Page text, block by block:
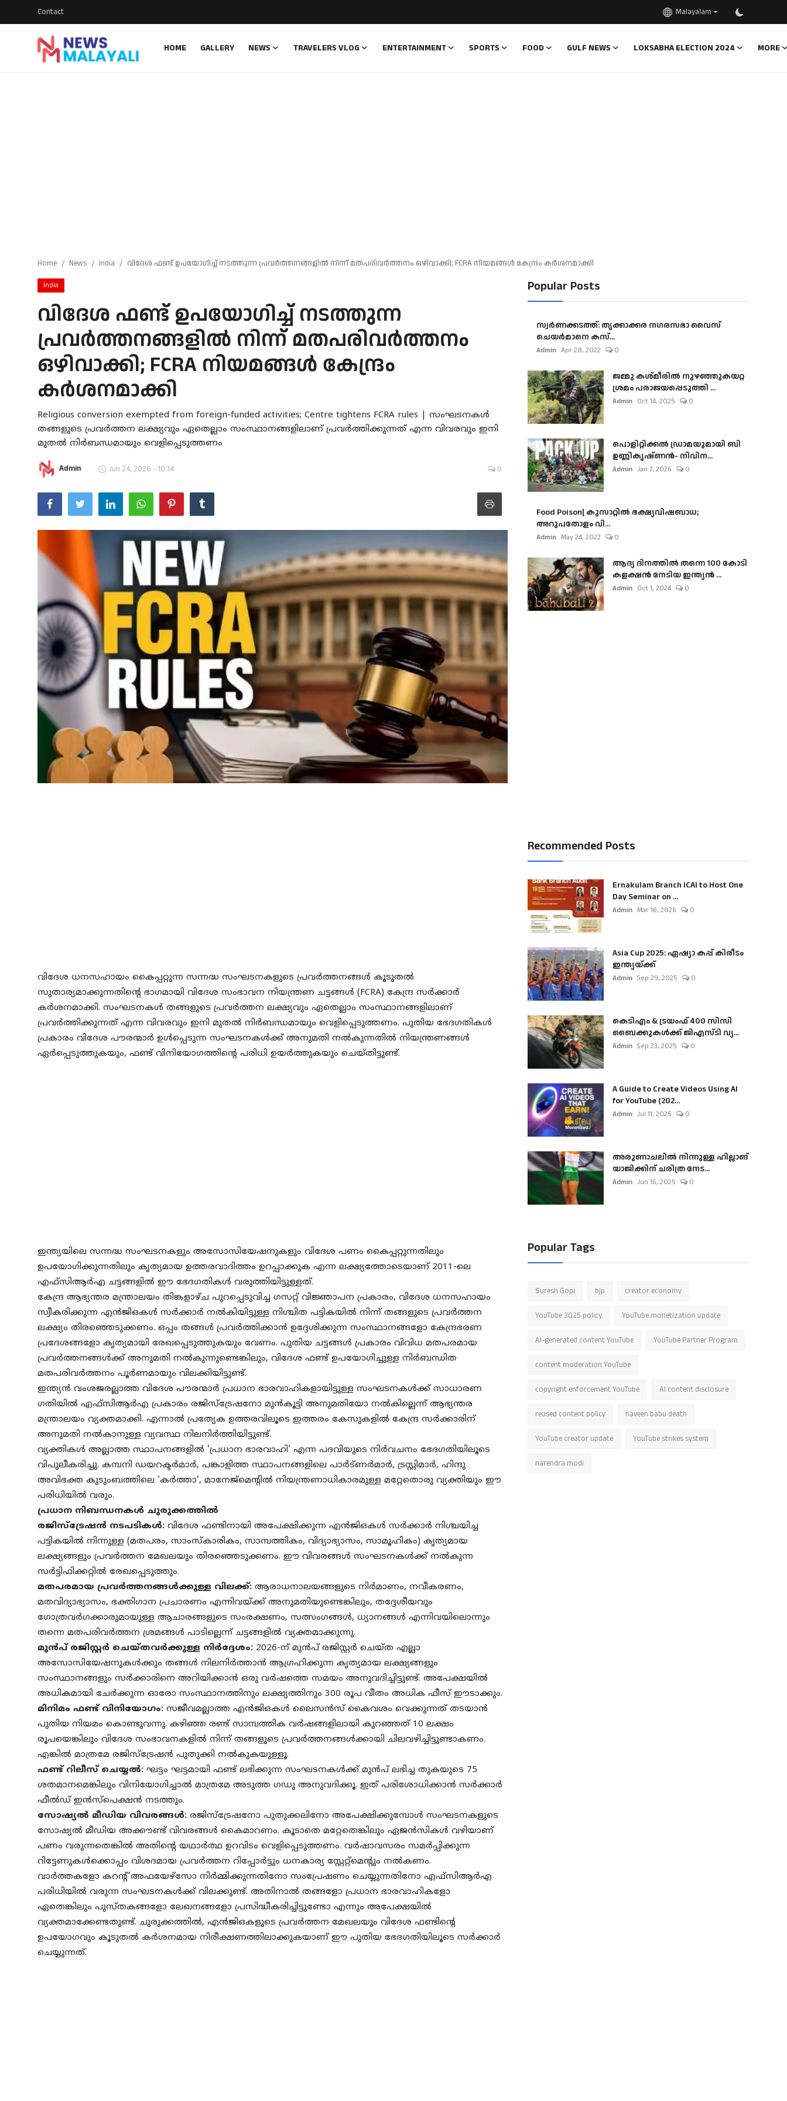
Contact Malayalam
HOME GALLERY NEWS TRAVELERS VLOG ENTERTAINMENT SPORTS FOOD GULF NEWS LOKSABHA ELECTION 2024 MORE
Gulf News
Loksabha Election 2024
Technology
Automotive
Shop Online
Business
Earn Money
Malayalam
Home News India വിദേശ ഫണ്ട് ഉപയോഗിച്ച് നടത്തുന്ന പ്രവർത്തനങ്ങളിൽ നിന്ന് മതപരിവർത്തനം ഒഴിവാക്കി; FCRA നിയമങ്ങൾ കേന്ദ്രം കർശനമാക്കി
India
വിദേശ ഫണ്ട് ഉപയോഗിച്ച് നടത്തുന്ന
പ്രവർത്തനങ്ങളിൽ നിന്ന് മതപരിവർത്തനം
ഒഴിവാക്കി; FCRA നിയമങ്ങൾ കേന്ദ്രം
കർശനമാക്കി
Religious conversion exempted from foreign-funded activities; Centre tightens FCRA rules | സംഘടനകൾ
തങ്ങളുടെ പ്രവർത്തന ലക്ഷ്യവും ഏതെല്ലാം സംസ്ഥാനങ്ങളിലാണ് പ്രവർത്തിക്കുന്നത് എന്ന വിവരവും ഇനി
മുതൽ നിർബന്ധമായും വെളിപ്പെടുത്തണം
Admin Jun 24, 2026 - 10:14 0
വിദേശ ധനസഹായം കൈപ്പറ്റുന്ന സന്നദ്ധ സംഘടനകളുടെ പ്രവർത്തനങ്ങൾ കൂടുതൽ
സുതാര്യമാക്കുന്നതിന്റെ ഭാഗമായി വിദേശ സംഭാവന നിയന്ത്രണ ചട്ടങ്ങൾ (FCRA) കേന്ദ്ര സർക്കാർ
കർശനമാക്കി. സംഘടനകൾ തങ്ങളുടെ പ്രവർത്തന ലക്ഷ്യവും ഏതെല്ലാം സംസ്ഥാനങ്ങളിലാണ്
പ്രവർത്തിക്കുന്നത് എന്ന വിവരവും ഇനി മുതൽ നിർബന്ധമായും വെളിപ്പെടുത്തണം. പുതിയ ഭേദഗതികൾ
പ്രകാരം വിദേശ പൗരന്മാർ ഉൾപ്പെടുന്ന സംഘടനകൾക്ക് അനുമതി നൽകുന്നതിൽ നിയന്ത്രണങ്ങൾ
ഏർപ്പെടുത്തുകയും, ഫണ്ട് വിനിയോഗത്തിന്റെ പരിധി ഉയർത്തുകയും ചെയ്തിട്ടുണ്ട്.
ഇന്ത്യയിലെ സന്നദ്ധ സംഘടനകളും അസോസിയേഷനുകളും വിദേശ പണം കൈപ്പറ്റുന്നതിലും
ഉപയോഗിക്കുന്നതിലും കൃത്യമായ ഉത്തരവാദിത്തം ഉറപ്പാക്കുക എന്ന ലക്ഷ്യത്തോടെയാണ് 2011-ലെ
എഫ്സിആർഎ ചട്ടങ്ങളിൽ ഈ ഭേദഗതികൾ വരുത്തിയിട്ടുള്ളത്.
കേന്ദ്ര ആഭ്യന്തര മന്ത്രാലയം തിങ്കളാഴ്ച പുറപ്പെടുവിച്ച ഗസറ്റ് വിജ്ഞാപന പ്രകാരം, വിദേശ ധനസഹായം
സ്വീകരിക്കുന്ന എൻജിഒകൾ സർക്കാർ നൽകിയിട്ടുള്ള നിശ്ചിത പട്ടികയിൽ നിന്ന് തങ്ങളുടെ പ്രവർത്തന
ലക്ഷ്യം തിരഞ്ഞെടുക്കണം. ഒപ്പം തങ്ങൾ പ്രവർത്തിക്കാൻ ഉദ്ദേശിക്കുന്ന സംസ്ഥാനങ്ങളോ കേന്ദ്രഭരണ
പ്രദേശങ്ങളോ കൃത്യമായി രേഖപ്പെടുത്തുകയും വേണം. പുതിയ ചട്ടങ്ങൾ പ്രകാരം വിവിധ മതപരമായ
പ്രവർത്തനങ്ങൾക്ക് അനുമതി നൽകുന്നുണ്ടെങ്കിലും, വിദേശ ഫണ്ട് ഉപയോഗിച്ചുള്ള നിർബന്ധിത
മതപരിവർത്തനം പൂർണമായും വിലക്കിയിട്ടുണ്ട്.
ഇന്ത്യൻ വംശജരല്ലാത്ത വിദേശ പൗരന്മാർ പ്രധാന ഭാരവാഹികളായിട്ടുള്ള സംഘടനകൾക്ക് സാധാരണ
ഗതിയിൽ എഫ്സിആർഎ പ്രകാരം രജിസ്ട്രേഷനോ മുൻകൂട്ടി അനുമതിയോ നൽകില്ലെന്ന് ആഭ്യന്തര
മന്ത്രാലയം വ്യക്തമാക്കി. എന്നാൽ പ്രത്യേക ഉത്തരവിലൂടെ ഇത്തരം കേസുകളിൽ കേന്ദ്ര സർക്കാരിന്
അനുമതി നൽകാനുള്ള വ്യവസ്ഥ നിലനിർത്തിയിട്ടുണ്ട്.
വ്യക്തികൾ അല്ലാത്ത സ്ഥാപനങ്ങളിൽ 'പ്രധാന ഭാരവാഹി' എന്ന പദവിയുടെ നിർവചനം ഭേദഗതിയിലൂടെ
വിപുലീകരിച്ചു. കമ്പനി ഡയറക്ടർമാർ, പങ്കാളിത്ത സ്ഥാപനങ്ങളിലെ പാർട്ണർമാർ, ട്രസ്റ്റിമാർ, ഹിന്ദു
അവിഭക്ത കുടുംബത്തിലെ 'കർത്താ', മാനേജ്‌മെന്റിൽ നിയന്ത്രണാധികാരമുള്ള മറ്റേതൊരു വ്യക്തിയും ഈ
പരിധിയിൽ വരും.
പ്രധാന നിബന്ധനകൾ ചുരുക്കത്തിൽ
രജിസ്ട്രേഷൻ നടപടികൾ: വിദേശ ഫണ്ടിനായി അപേക്ഷിക്കുന്ന എൻജിഒകൾ സർക്കാർ നിശ്ചയിച്ച
പട്ടികയിൽ നിന്നുള്ള (മതപരം, സാംസ്കാരികം, സാമ്പത്തികം, വിദ്യാഭ്യാസം, സാമൂഹികം) കൃത്യമായ
ലക്ഷ്യങ്ങളും പ്രവർത്തന മേഖലയും തിരഞ്ഞെടുക്കണം. ഈ വിവരങ്ങൾ സംഘടനകൾക്ക് നൽകുന്ന
സർട്ടിഫിക്കറ്റിൽ രേഖപ്പെടുത്തും.
മതപരമായ പ്രവർത്തനങ്ങൾക്കുള്ള വിലക്ക്: ആരാധനാലയങ്ങളുടെ നിർമാണം, നവീകരണം,
മതവിദ്യാഭ്യാസം, ഭക്തിഗാന പ്രചാരണം എന്നിവയ്ക്ക് അനുമതിയുണ്ടെങ്കിലും, തദ്ദേശീയവും
ഗോത്രവർഗക്കാരുമായുള്ള ആചാരങ്ങളുടെ സംരക്ഷണം, സത്സംഗങ്ങൾ, ധ്യാനങ്ങൾ എന്നിവയിലൊന്നും
തന്നെ മതപരിവർത്തന ശ്രമങ്ങൾ പാടില്ലെന്ന് ചട്ടങ്ങളിൽ വ്യക്തമാക്കുന്നു.
മുൻപ് രജിസ്റ്റർ ചെയ്തവർക്കുള്ള നിർദ്ദേശം: 2026-ന് മുൻപ് രജിസ്റ്റർ ചെയ്ത എല്ലാ
അസോസിയേഷനുകൾക്കും തങ്ങൾ നിലനിർത്താൻ ആഗ്രഹിക്കുന്ന കൃത്യമായ ലക്ഷ്യങ്ങളും
സംസ്ഥാനങ്ങളും സർക്കാരിനെ അറിയിക്കാൻ ഒരു വർഷത്തെ സമയം അനുവദിച്ചിട്ടുണ്ട്. അപേക്ഷയിൽ
അധികമായി ചേർക്കുന്ന ഓരോ സംസ്ഥാനത്തിനും ലക്ഷ്യത്തിനും 300 രൂപ വീതം അധിക ഫീസ് ഈടാക്കും.
മിനിമം ഫണ്ട് വിനിയോഗം: സജീവമല്ലാത്ത എൻജിഒകൾ ലൈസൻസ് കൈവശം വെക്കുന്നത് തടയാൻ
പുതിയ നിയമം കൊണ്ടുവന്നു. കഴിഞ്ഞ രണ്ട് സാമ്പത്തിക വർഷങ്ങളിലായി കുറഞ്ഞത് 10 ലക്ഷം
രൂപയെങ്കിലും വിദേശ സംഭാവനകളിൽ നിന്ന് തങ്ങളുടെ പ്രവർത്തനങ്ങൾക്കായി ചിലവഴിച്ചിട്ടുണ്ടാകണം.
എങ്കിൽ മാത്രമേ രജിസ്ട്രേഷൻ പുതുക്കി നൽകുകയുള്ളൂ.
ഫണ്ട് റിലീസ് ചെയ്യൽ: ഘട്ടം ഘട്ടമായി ഫണ്ട് ലഭിക്കുന്ന സംഘടനകൾക്ക് മുൻപ് ലഭിച്ച തുകയുടെ 75
ശതമാനമെങ്കിലും വിനിയോഗിച്ചാൽ മാത്രമേ അടുത്ത ഗഡു അനുവദിക്കൂ. ഇത് പരിശോധിക്കാൻ സർക്കാർ
ഫീൽഡ് ഇൻസ്പെക്ഷൻ നടത്തും.
സോഷ്യൽ മീഡിയ വിവരങ്ങൾ: രജിസ്ട്രേഷനോ പുതുക്കലിനോ അപേക്ഷിക്കുമ്പോൾ സംഘടനകളുടെ
സോഷ്യൽ മീഡിയ അക്കൗണ്ട് വിവരങ്ങൾ കൈമാറണം. കൂടാതെ മറ്റേതെങ്കിലും ഏജൻസികൾ വഴിയാണ്
പണം വരുന്നതെങ്കിൽ അതിന്റെ യഥാർത്ഥ ഉറവിടം വെളിപ്പെടുത്തണം. വർഷാവസരം സമർപ്പിക്കുന്ന
റിട്ടേണുകൾക്കൊപ്പം വിശദമായ പ്രവർത്തന റിപ്പോർട്ടും ധനകാര്യ സ്റ്റേറ്റ്‌മെന്റും നൽകണം.
വാർത്തകളോ കറന്റ് അഫയേഴ്സോ നിർമ്മിക്കുന്നതിനോ സംപ്രേഷണം ചെയ്യുന്നതിനോ എഫ്സിആർഎ
പരിധിയിൽ വരുന്ന സംഘടനകൾക്ക് വിലക്കുണ്ട്. അതിനാൽ തങ്ങളോ പ്രധാന ഭാരവാഹികളോ
ഏതെങ്കിലും പുസ്തകങ്ങളോ ലേഖനങ്ങളോ പ്രസിദ്ധീകരിച്ചിട്ടുണ്ടോ എന്നും അപേക്ഷയിൽ
വ്യക്തമാക്കേണ്ടതുണ്ട്. ചുരുക്കത്തിൽ, എൻജിഒകളുടെ പ്രവർത്തന മേഖലയും വിദേശ ഫണ്ടിന്റെ
ഉപയോഗവും കൂടുതൽ കർശനമായ നിരീക്ഷണത്തിലാക്കുകയാണ് ഈ പുതിയ ഭേദഗതിയിലൂടെ സർക്കാർ
ചെയ്യുന്നത്.
Popular Posts
സ്വർണക്കടത്ത്: തൃക്കാക്കര നഗരസഭാ വൈസ്
ചെയർമാനെ കസ്...
Admin Apr 28, 2022 0
ജമ്മു കശ്മീരിൽ നുഴഞ്ഞുകയറ്റ
ശ്രമം പരാജയപ്പെടുത്തി ...
Admin Oct 14, 2025 0
പൊളിറ്റിക്കല്‍ ഡ്രാമയുമായി ബി
ഉണ്ണികൃഷ്ണന്‍- നിവിന...
Admin Jan 7, 2026 0
Food Poison| കുസാറ്റില്‍ ഭക്ഷ്യവിഷബാധ;
അറുപതോളം വി...
Admin May 24, 2022 0
ആദ്യ ദിനത്തിൽ തന്നെ 100 കോടി
കളക്ഷൻ നേടിയ ഇന്ത്യൻ ...
Admin Oct 1, 2024 0
Recommended Posts
Ernakulam Branch ICAI to Host One
Day Seminar on ...
Admin Mar 16, 2026 0
Asia Cup 2025: ഏഷ്യാ കപ്പ് കിരീടം
ഇന്ത്യയ്ക്ക്
Admin Sep 29, 2025 0
കെടിഎം & ട്രയംഫ് 400 സിസി
ബൈക്കുകൾക്ക് ജിഎസ്ടി വ്യ...
Admin Sep 23, 2025 0
A Guide to Create Videos Using AI
for YouTube (202...
Admin Jul 11, 2025 0
അരുണാചലിൽ നിന്നുള്ള ഹില്ലാങ്
യാജിക്കിന് ചരിത്ര നേട...
Admin Jun 16, 2025 0
Popular Tags
Suresh Gopi bjp creator economy
YouTube 2025 policy YouTube monetization update
AI-generated content YouTube YouTube Partner Program
content moderation YouTube
copyright enforcement YouTube AI content disclosure
reused content policy naveen babu death
YouTube creator update YouTube strikes system
narendra modi